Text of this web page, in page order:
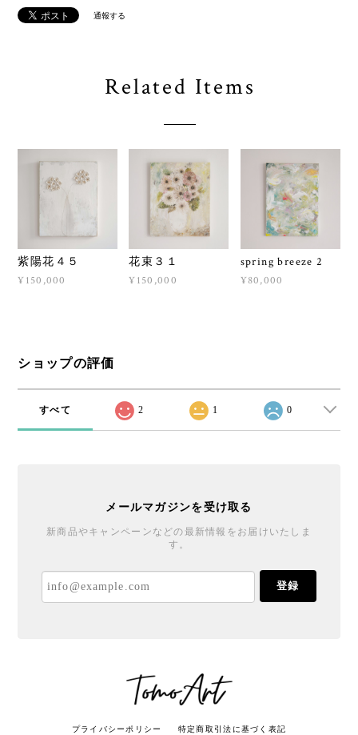
通報する
Related Items
紫陽花４５
¥150,000
花束３１
¥150,000
spring breeze 2
¥80,000
ショップの評価
すべて 2 1 0
メールマガジンを受け取る
新商品やキャンペーンなどの最新情報をお届けいたしま
す。
登録
プライバシーポリシー 特定商取引法に基づく表記